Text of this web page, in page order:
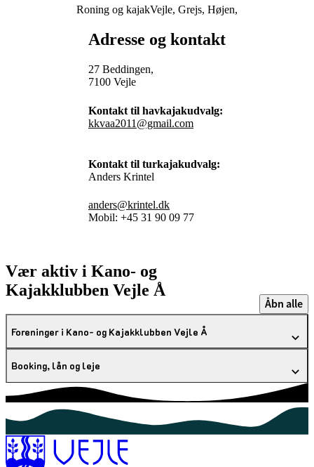
Roning og kajakVejle, Grejs, Højen,
Adresse og kontakt
27 Beddingen,
7100 Vejle
Kontakt til havkajakudvalg:
kkvaa2011@gmail.com
Kontakt til turkajakudvalg:
Anders Krintel
anders@krintel.dk
Mobil: +45 31 90 09 77
Vær aktiv i Kano- og
Kajakklubben Vejle Å
Åbn alle
Foreninger i Kano- og Kajakklubben Vejle Å
Booking, lån og leje